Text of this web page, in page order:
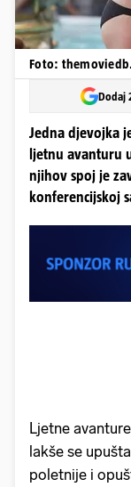
Foto:
Dodaj
Jedna djevojka
ljetnu avanturu
njihov spoj je
konferencijskoj
Ljetne
lakše se
poletnije i